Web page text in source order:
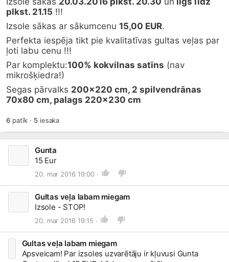
plkst. 21.15 !!!
Izsole sākas ar sākumcenu 15,00 EUR.
Perfekta iespēja tikt pie kvalitatīvas gultas veļas par
ļoti labu cenu !!!
Par komplektu:100% kokvilnas satīns (nav
mikrošķiedra!)
Segas pārvalks 200x220 cm, 2 spilvendrānas
70х80 cm, palags 220x230 cm
6patīk · 5iesaka
Gunta
15 Eur
20. mar 2016 19:00 ·
Gultas veļa labam miegam
Izsole - STOP!
20. mar 2016 19:15 ·
Gultas veļa labam miegam
Apsveicam! Par izsoles uzvarētāju ir kļuvusi Gunta